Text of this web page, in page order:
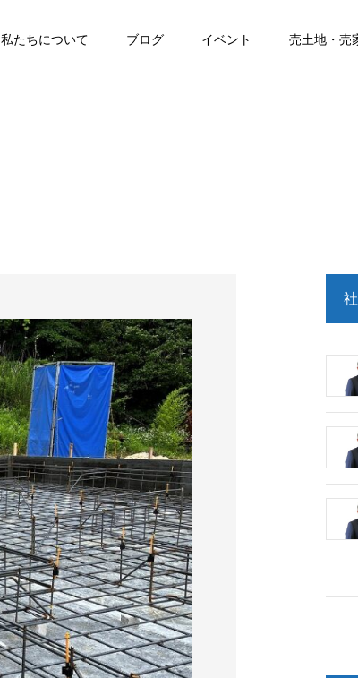
私たちについて ブログ イベント 売土地・売